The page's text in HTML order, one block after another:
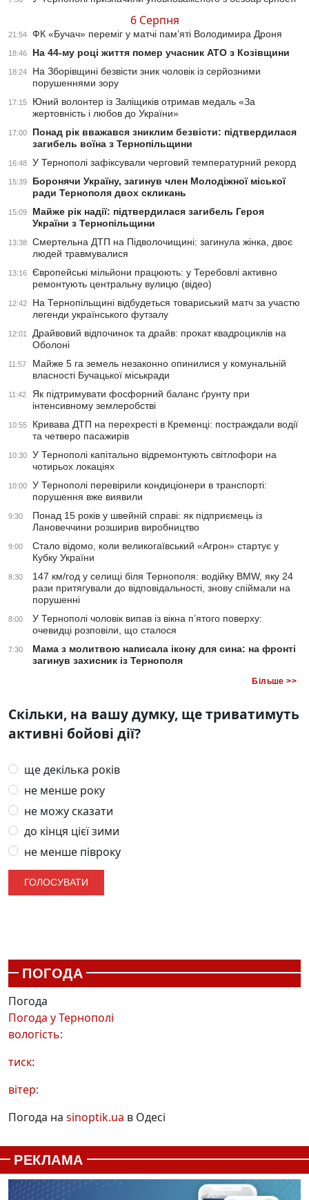
6 Серпня
21:54 ФК «Бучач» переміг у матчі пам’яті Володимира Дроня
18:46 На 44-му році життя помер учасник АТО з Козівщини
18:24
На Зборівщині безвісти зник чоловік із серйозними
порушеннями зору
17:15
Юний волонтер із Заліщиків отримав медаль «За
жертовність і любов до України»
17:00
Понад рік вважався зниклим безвісти: підтвердилася
загибель воїна з Тернопільщини
16:48 У Тернополі зафіксували черговий температурний рекорд
15:39
Боронячи Україну, загинув член Молодіжної міської
ради Тернополя двох скликань
15:09
Майже рік надії: підтвердилася загибель Героя
України з Тернопільщини
13:38
Смертельна ДТП на Підволочищині: загинула жінка, двоє
людей травмувалися
13:16
Європейські мільйони працюють: у Теребовлі активно
ремонтують центральну вулицю (відео)
12:42
На Тернопільщині відбудеться товариський матч за участю
легенди українського футзалу
12:01
Драйвовий відпочинок та драйв: прокат квадроциклів на
Оболоні
11:57
Майже 5 га земель незаконно опинилися у комунальній
власності Бучацької міськради
11:42
Як підтримувати фосфорний баланс ґрунту при
інтенсивному землеробстві
10:55
Кривава ДТП на перехресті в Кременці: постраждали водії
та четверо пасажирів
10:30
У Тернополі капітально відремонтують світлофори на
чотирьох локаціях
10:00
У Тернополі перевірили кондиціонери в транспорті:
порушення вже виявили
9:30
Понад 15 років у швейній справі: як підприємець із
Лановеччини розширив виробництво
9:00
Стало відомо, коли великогаївський «Агрон» стартує у
Кубку України
8:30
147 км/год у селищі біля Тернополя: водійку BMW, яку 24
рази притягували до відповідальності, знову спіймали на
порушенні
8:00
У Тернополі чоловік випав із вікна п’ятого поверху:
очевидці розповіли, що сталося
7:30
Мама з молитвою написала ікону для сина: на фронті
загинув захисник із Тернополя
Більше >>
Скільки, на вашу думку, ще триватимуть
активні бойові дії?
ще декілька років
не менше року
не можу сказати
до кінця цієї зими
не менше півроку
ПОГОДА
Погода
Погода уТернополі
вологість:
тиск:
вітер:
Погода на sinoptik.ua в Одесі
РЕКЛАМА